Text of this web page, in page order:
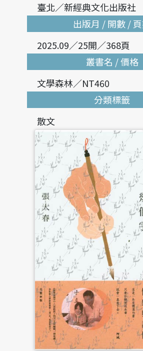
臺北／新經典文化出版社
出版月 / 開數 /
2025.09／25開／368頁
叢書名 / 價格
文學森林／NT460
分類標籤
散文